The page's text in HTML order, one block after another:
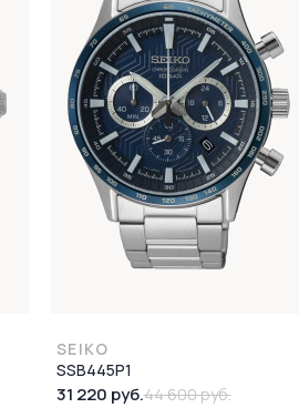
SEIKO
SSB445P1
31 220 руб.44 600 руб.